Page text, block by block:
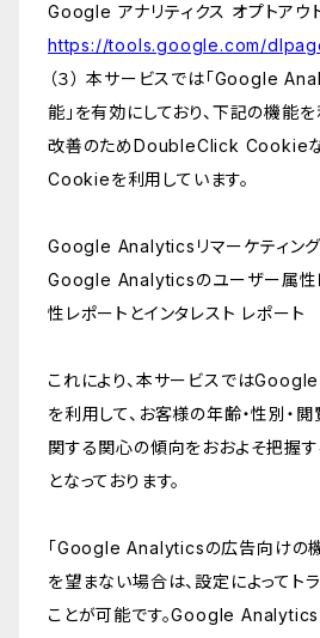
Google アナリティクス オプトアウト
https://tools.google.com/
（３） 本サービスでは「Google
能」を有効にしており、下記の機能
改善のためDoubleClick Cookieな
Cookieを利用しています。
Google Analyticsリマーケティング
Google Analyticsのユーザー属性
性レポートとインタレスト レポート
これにより、本サービスでは
を利用して、お客様の年齢・性別・
関する関心の傾向をおおよそ把握
となっております。
「Google Analyticsの広告向けの
を望まない場合は、設定によってト
ことが可能です。Google Analytics